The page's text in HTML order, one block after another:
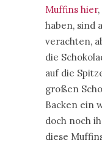
Muffins hier
haben, sind
verachten,
die
auf die
großen
Backen ein
doch noch
diese